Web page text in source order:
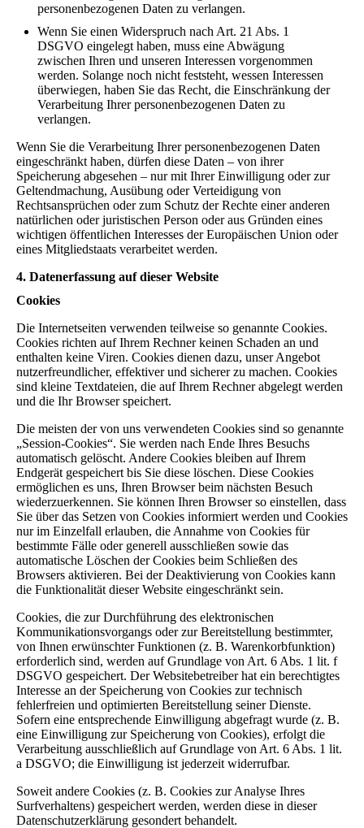
personenbezogenen Daten zu verlangen.
Wenn Sie einen Widerspruch nach Art. 21 Abs. 1
DSGVO eingelegt haben, muss eine Abwägung
zwischen Ihren und unseren Interessen vorgenommen
werden. Solange noch nicht feststeht, wessen Interessen
überwiegen, haben Sie das Recht, die Einschränkung der
Verarbeitung Ihrer personenbezogenen Daten zu
verlangen.
Wenn Sie die Verarbeitung Ihrer personenbezogenen Daten
eingeschränkt haben, dürfen diese Daten – von ihrer
Speicherung abgesehen – nur mit Ihrer Einwilligung oder zur
Geltendmachung, Ausübung oder Verteidigung von
Rechtsansprüchen oder zum Schutz der Rechte einer anderen
natürlichen oder juristischen Person oder aus Gründen eines
wichtigen öffentlichen Interesses der Europäischen Union oder
eines Mitgliedstaats verarbeitet werden.
4. Datenerfassung auf dieser Website
Cookies
Die Internetseiten verwenden teilweise so genannte Cookies.
Cookies richten auf Ihrem Rechner keinen Schaden an und
enthalten keine Viren. Cookies dienen dazu, unser Angebot
nutzerfreundlicher, effektiver und sicherer zu machen. Cookies
sind kleine Textdateien, die auf Ihrem Rechner abgelegt werden
und die Ihr Browser speichert.
Die meisten der von uns verwendeten Cookies sind so genannte
„Session-Cookies“. Sie werden nach Ende Ihres Besuchs
automatisch gelöscht. Andere Cookies bleiben auf Ihrem
Endgerät gespeichert bis Sie diese löschen. Diese Cookies
ermöglichen es uns, Ihren Browser beim nächsten Besuch
wiederzuerkennen. Sie können Ihren Browser so einstellen, dass
Sie über das Setzen von Cookies informiert werden und Cookies
nur im Einzelfall erlauben, die Annahme von Cookies für
bestimmte Fälle oder generell ausschließen sowie das
automatische Löschen der Cookies beim Schließen des
Browsers aktivieren. Bei der Deaktivierung von Cookies kann
die Funktionalität dieser Website eingeschränkt sein.
Cookies, die zur Durchführung des elektronischen
Kommunikationsvorgangs oder zur Bereitstellung bestimmter,
von Ihnen erwünschter Funktionen (z. B. Warenkorbfunktion)
erforderlich sind, werden auf Grundlage von Art. 6 Abs. 1 lit. f
DSGVO gespeichert. Der Websitebetreiber hat ein berechtigtes
Interesse an der Speicherung von Cookies zur technisch
fehlerfreien und optimierten Bereitstellung seiner Dienste.
Sofern eine entsprechende Einwilligung abgefragt wurde (z. B.
eine Einwilligung zur Speicherung von Cookies), erfolgt die
Verarbeitung ausschließlich auf Grundlage von Art. 6 Abs. 1 lit.
a DSGVO; die Einwilligung ist jederzeit widerrufbar.
Soweit andere Cookies (z. B. Cookies zur Analyse Ihres
Surfverhaltens) gespeichert werden, werden diese in dieser
Datenschutzerklärung gesondert behandelt.